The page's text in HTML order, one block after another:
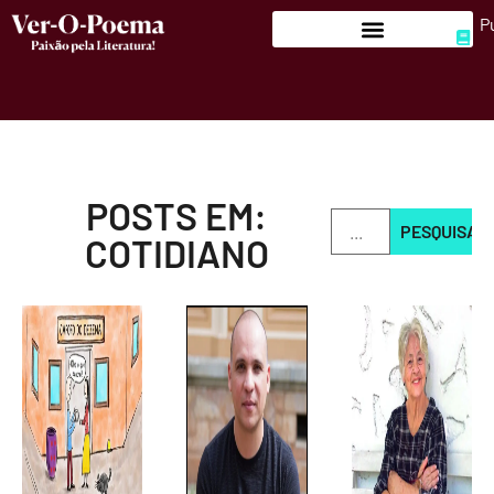
POSTS EM:
COTIDIANO
PESQUISAR